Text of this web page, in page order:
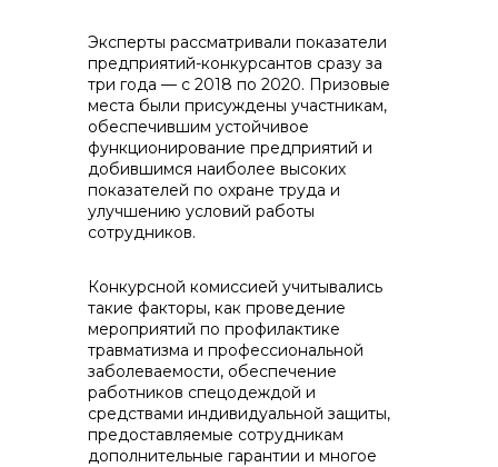
Контакты
+7 (423) 234 50 50
Эксперты рассматривали показатели
предприятий-конкурсантов сразу за
три года — с 2018 по 2020. Призовые
места были присуждены участникам,
обеспечившим устойчивое
функционирование предприятий и
добившимся наиболее высоких
показателей по охране труда и
улучшению условий работы
сотрудников.
Конкурсной комиссией учитывались
такие факторы, как проведение
мероприятий по профилактике
травматизма и профессиональной
заболеваемости, обеспечение
работников спецодеждой и
средствами индивидуальной защиты,
предоставляемые сотрудникам
дополнительные гарантии и многое